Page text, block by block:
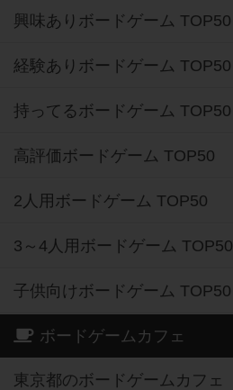
興味ありボードゲーム TOP50
経験ありボードゲーム TOP50
持ってるボードゲーム TOP50
高評価ボードゲーム TOP50
2人用ボードゲーム TOP50
3～4人用ボードゲーム TOP50
子供向けボードゲーム TOP50
ボードゲームカフェ
東京都のボードゲームカフェ